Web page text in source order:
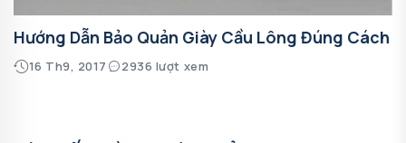
Hướng Dẫn Bảo Quản Giày Cầu Lông Đúng Cách
16 Th9, 2017 2936 lượt xem